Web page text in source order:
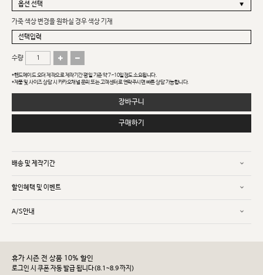
가죽 색상 변경을 원하실 경우 색상 기재
수량
*핸드메이드 오더 제작으로 제작기간 평일 기준 약 7~10일정도 소요됩니다.
*제품 및 사이즈 상담 시 카카오채널 문의 또는 고객센터로 연락주시면 빠른 상담 가능합니다.
장바구니
구매하기
배송 및 제작기간
할인혜택 및 이벤트
A/S안내
휴가 시즌 전 상품 10% 할인
로그인 시 쿠폰 자동 발급 됩니다(8.1~8.9 까지)